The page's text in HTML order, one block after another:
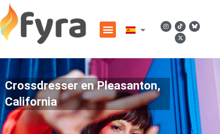
Crossdresser en Pleasanton,
California